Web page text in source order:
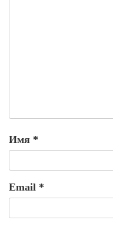
Имя *
Email *